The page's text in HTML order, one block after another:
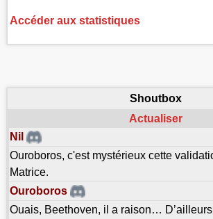
Accéder aux statistiques
Shoutbox
Actualiser
Nil
Ouroboros, c'est mystérieux cette
Matrice.
Ouroboros
Ouais, Beethoven, il a raison…